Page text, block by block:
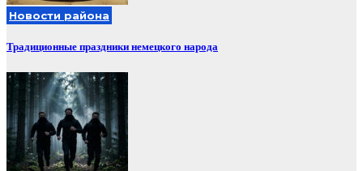
Новости района
Традиционные праздники немецкого народа